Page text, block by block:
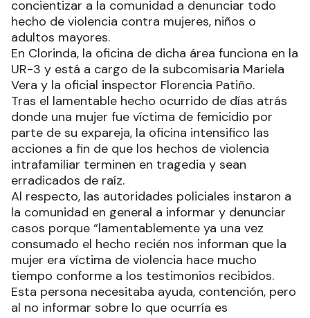
concientizar a la comunidad a denunciar todo
hecho de violencia contra mujeres, niños o
adultos mayores.
En Clorinda, la oficina de dicha área funciona en la
UR-3 y está a cargo de la subcomisaria Mariela
Vera y la oficial inspector Florencia Patiño.
Tras el lamentable hecho ocurrido de días atrás
donde una mujer fue víctima de femicidio por
parte de su expareja, la oficina intensifico las
acciones a fin de que los hechos de violencia
intrafamiliar terminen en tragedia y sean
erradicados de raíz.
Al respecto, las autoridades policiales instaron a
la comunidad en general a informar y denunciar
casos porque “lamentablemente ya una vez
consumado el hecho recién nos informan que la
mujer era víctima de violencia hace mucho
tiempo conforme a los testimonios recibidos.
Esta persona necesitaba ayuda, contención, pero
al no informar sobre lo que ocurría es